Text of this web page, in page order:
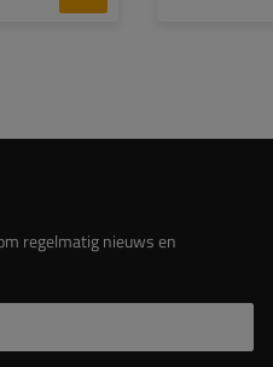
regelmatig nieuws en